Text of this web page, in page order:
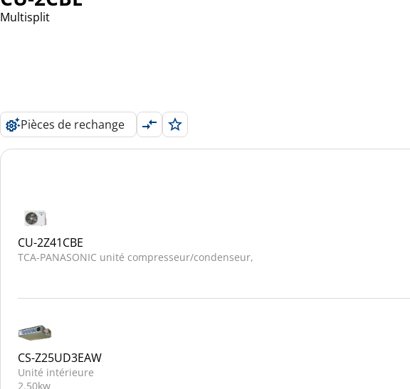
Multisplit
Pièces de rechange
CU-2Z41CBE
TCA-PANASONIC unité compresseur/condenseur,
CS-Z25UD3EAW
Unité intérieure
2.50kw